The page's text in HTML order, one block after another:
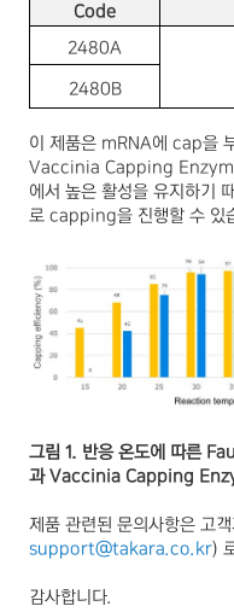
Code
2480A
2480B
이 제품은 mRNA에 cap을
Vaccinia Capping
에서 높은 활성을 유지하기
로 capping을 진행할 수 있
그림 1. 반응 온도에 따른
과Vaccinia Capping
제품 관련된 문의사항은 고객
support@takara.co.kr)
감사합니다.